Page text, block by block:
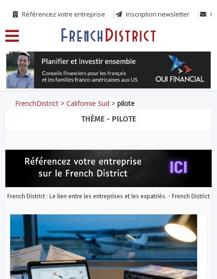
Référencez votre entreprise Inscription newsletter
FrenchDistrict >Californie Sud >pilote
THÈME - PILOTE
French District : Le lien entre les entreprises et les expatriés. - French District